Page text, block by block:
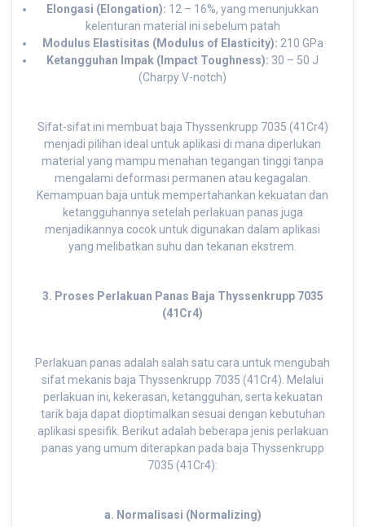
Elongasi (Elongation): 12 – 16%, yang menunjukkan
kelenturan material ini sebelum patah
Modulus Elastisitas (Modulus of Elasticity): 210 GPa
Ketangguhan Impak (Impact Toughness): 30 – 50 J
(Charpy V-notch)
Sifat-sifat ini membuat baja Thyssenkrupp 7035 (41Cr4)
menjadi pilihan ideal untuk aplikasi di mana diperlukan
material yang mampu menahan tegangan tinggi tanpa
mengalami deformasi permanen atau kegagalan.
Kemampuan baja untuk mempertahankan kekuatan dan
ketangguhannya setelah perlakuan panas juga
menjadikannya cocok untuk digunakan dalam aplikasi
yang melibatkan suhu dan tekanan ekstrem.
3. Proses Perlakuan Panas Baja Thyssenkrupp 7035
(41Cr4)
Perlakuan panas adalah salah satu cara untuk mengubah
sifat mekanis baja Thyssenkrupp 7035 (41Cr4). Melalui
perlakuan ini, kekerasan, ketangguhan, serta kekuatan
tarik baja dapat dioptimalkan sesuai dengan kebutuhan
aplikasi spesifik. Berikut adalah beberapa jenis perlakuan
panas yang umum diterapkan pada baja Thyssenkrupp
7035 (41Cr4):
a. Normalisasi (Normalizing)